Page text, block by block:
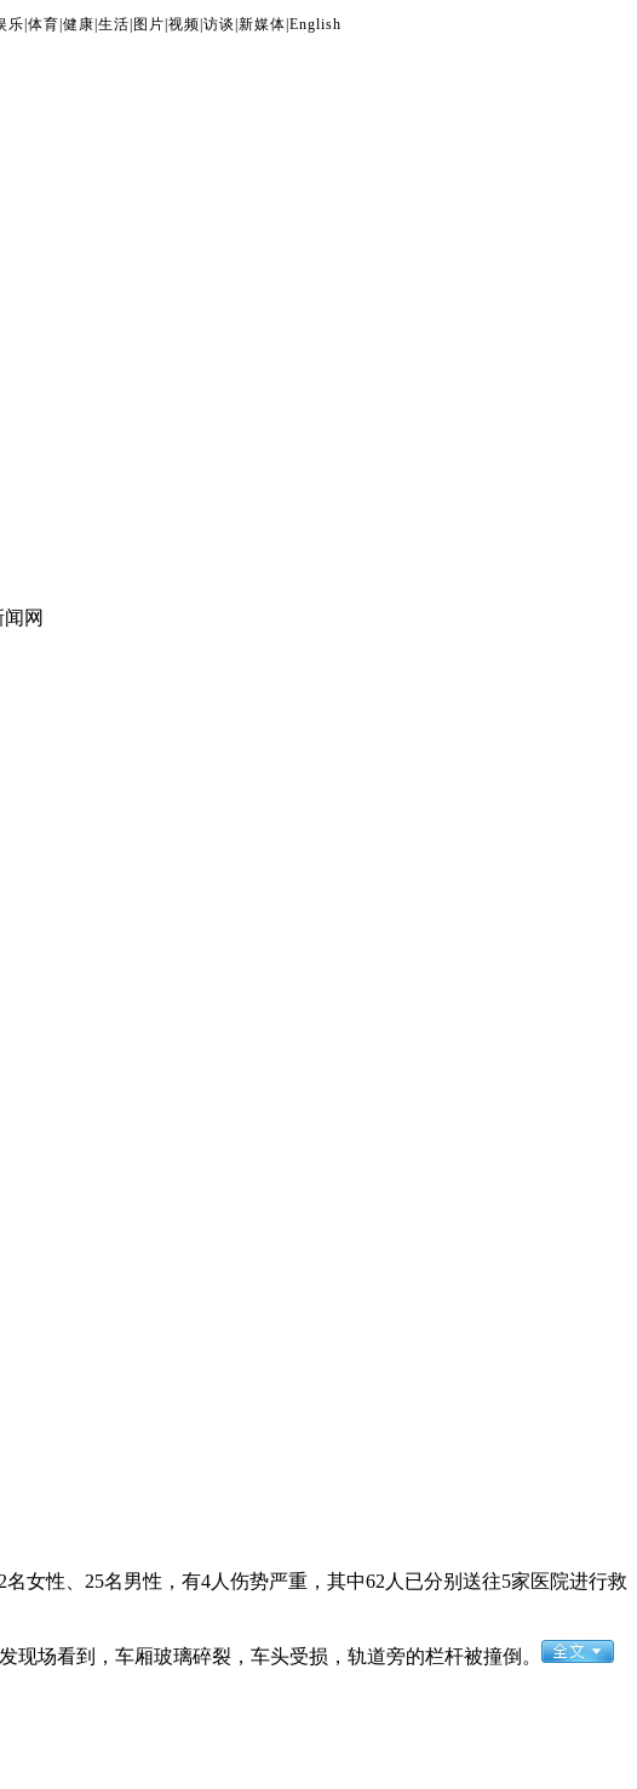
乐 体育 健康 生活 图片 视频 访谈 新媒体 English
网
性、25名男性，有4人伤势严重，其中62人已分别送往5家医院进行救
场看到，车厢玻璃碎裂，车头受损，轨道旁的栏杆被撞倒。